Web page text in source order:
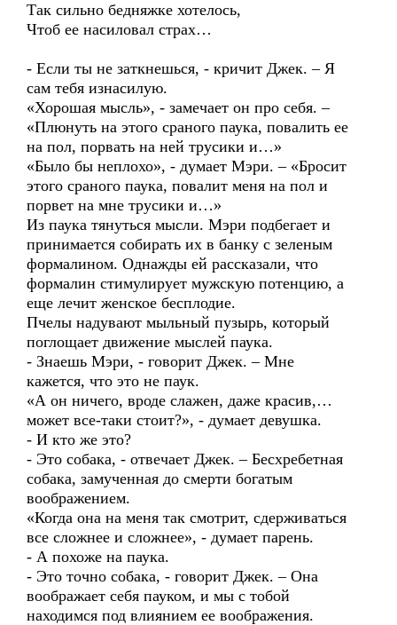
Так сильно бедняжке хотелось,
Чтоб ее насиловал страх…
- Если ты не заткнешься, - кричит Джек. – Я
сам тебя изнасилую.
«Хорошая мысль», - замечает он про себя. –
«Плюнуть на этого сраного паука, повалить ее
на пол, порвать на ней трусики и…»
«Было бы неплохо», - думает Мэри. – «Бросит
этого сраного паука, повалит меня на пол и
порвет на мне трусики и…»
Из паука тянуться мысли. Мэри подбегает и
принимается собирать их в банку с зеленым
формалином. Однажды ей рассказали, что
формалин стимулирует мужскую потенцию, а
еще лечит женское бесплодие.
Пчелы надувают мыльный пузырь, который
поглощает движение мыслей паука.
- Знаешь Мэри, - говорит Джек. – Мне
кажется, что это не паук.
«А он ничего, вроде слажен, даже красив,…
может все-таки стоит?», - думает девушка.
- И кто же это?
- Это собака, - отвечает Джек. – Бесхребетная
собака, замученная до смерти богатым
воображением.
«Когда она на меня так смотрит, сдерживаться
все сложнее и сложнее», - думает парень.
- А похоже на паука.
- Это точно собака, - говорит Джек. – Она
воображает себя пауком, и мы с тобой
находимся под влиянием ее воображения.